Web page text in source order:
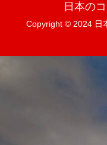
日本の
Copyright © 2024 日